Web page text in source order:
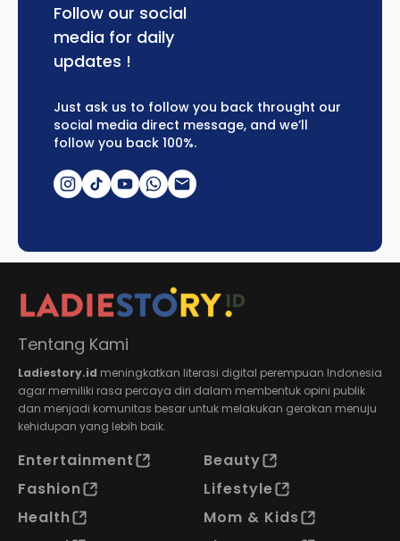
Follow our social
media for daily
updates !
Just ask us to follow you back throught our
social media direct message, and we’ll
follow you back 100%.
Tentang Kami
Ladiestory.id meningkatkan literasi digital perempuan Indonesia
agar memiliki rasa percaya diri dalam membentuk opini publik
dan menjadi komunitas besar untuk melakukan gerakan menuju
kehidupan yang lebih baik.
Entertainment
Beauty
Fashion
Lifestyle
Health
Mom & Kids